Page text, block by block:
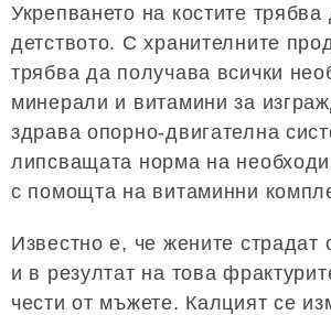
Укрепването на костите трябва
детството. С хранителните
трябва да получава всички
минерали и витамини за
здрава опорно-двигателна
липсващата норма на
с помощта на витаминни
Известно е, че жените страдат
и в резултат на това
чести от мъжете. Калцият се